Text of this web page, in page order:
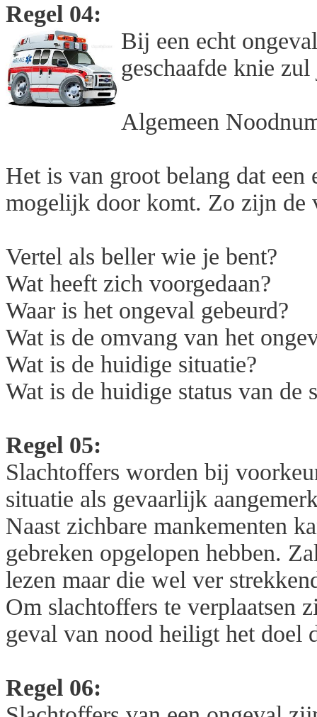
Regel 04:
Bij een echt
geschaafde knie
Algemeen
Het is van groot belang dat
mogelijk door komt. Zo zijn de
Vertel als beller wie je bent?
Wat heeft zich voorgedaan?
Waar is het ongeval gebeurd?
Wat is de omvang van het
Wat is de huidige situatie?
Wat is de huidige status van de
Regel 05:
Slachtoffers worden bij
situatie als gevaarlijk
Naast zichbare mankementen
gebreken opgelopen hebben.
lezen maar die wel ver
Om slachtoffers te verplaatsen
geval van nood heiligt het doel
Regel 06: